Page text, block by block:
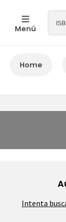
Menú
Home
Intenta